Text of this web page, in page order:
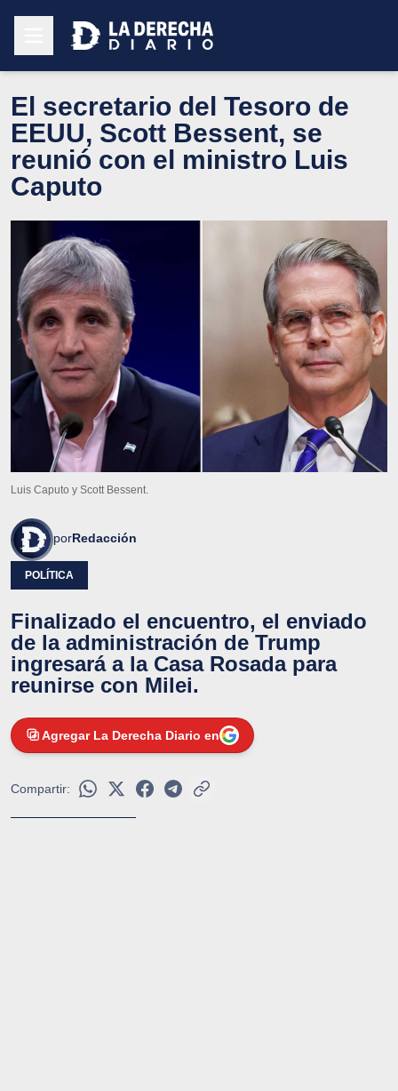
El secretario del Tesoro de
EEUU, Scott Bessent, se
reunió con el ministro Luis
Caputo
Luis Caputo y Scott Bessent.
porRedacción
POLÍTICA
Finalizado el encuentro, el enviado
de la administración de Trump
ingresará a la Casa Rosada para
reunirse con Milei.
Agregar La Derecha Diario en
Compartir: